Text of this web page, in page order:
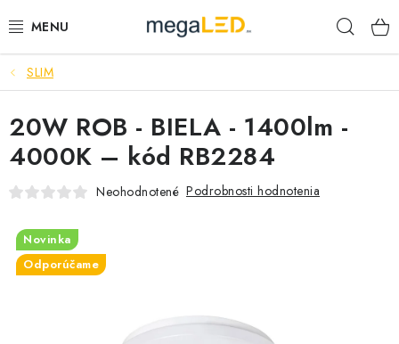
na
PRIEMYSEL
SVIETIDLÁ
ŽIAROVKY A TRUBICE
ELEKTROMATERIÁL
SLIM
20W ROB - BIELA - 1400lm -
4000K – kód RB2284
Neohodnotené Podrobnosti hodnotenia
Novinka
Odporúčame